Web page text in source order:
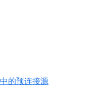
的预连接源